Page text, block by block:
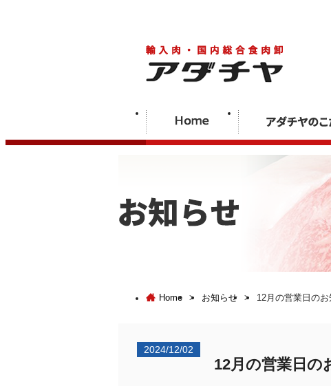
Home > お知らせ > 12月の営業日の
2024/12/02
12月の営業日の